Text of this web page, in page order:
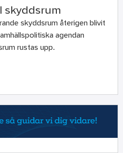
skyddsrum
skyddsrum återigen blivit
agendan
rustas upp.